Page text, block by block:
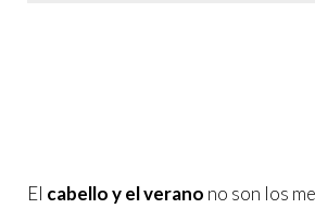
El cabello y el verano no son los